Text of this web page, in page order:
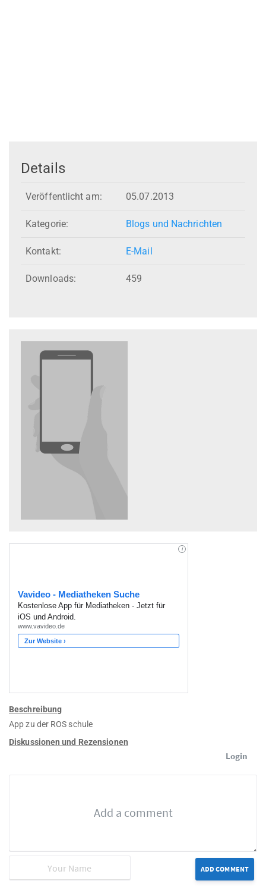
Details
Veröffentlicht am: 05.07.2013
Kategorie: Blogs und Nachrichten
Kontakt: E-Mail
Downloads: 459
Beschreibung
App zu der ROS schule
Diskussionen und Rezensionen
Login
ADD COMMENT